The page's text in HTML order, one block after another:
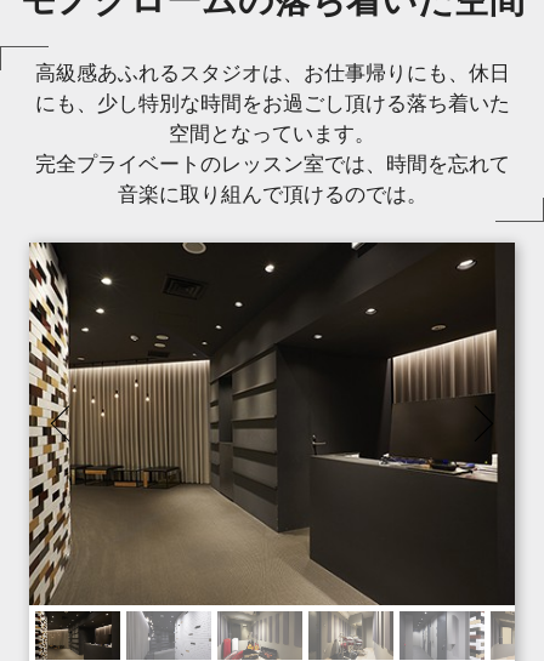
高級感あふれるスタジオは、お仕事帰りにも、休日
にも、少し特別な時間をお過ごし頂ける落ち着いた
空間となっています。
完全プライベートのレッスン室では、時間を忘れて
音楽に取り組んで頂けるのでは。